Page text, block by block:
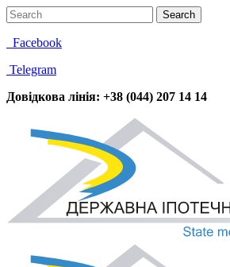
Facebook
Telegram
Довідкова лінія: +38 (044) 207 14 14